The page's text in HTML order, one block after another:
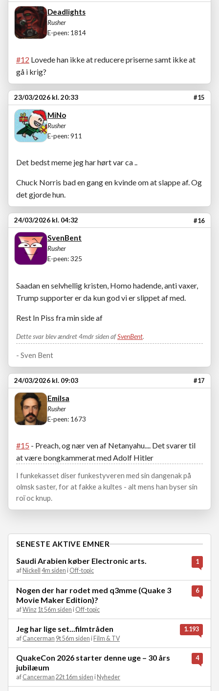
Deadlights
Rusher
E-peen: 1814
#12 Lovede han ikke at reducere priserne samt ikke at
gå i krig?
23/03/2026 kl. 20:33 #15
MiNo
Rusher
E-peen: 911
Det bedst meme jeg har hørt var ca ..
Chuck Norris bad en gang en kvinde om at slappe af. Og
det gjorde hun.
24/03/2026 kl. 04:32 #16
SvenBent
Rusher
E-peen: 325
Saadan en selvhellig kristen, Homo hadende, anti vaxer,
Trump supporter er da kun god vi er slippet af med.
Rest In Piss fra min side af
Dette svar blev ændret 4mdr siden afSvenBent.
- Sven Bent
24/03/2026 kl. 09:03 #17
Emilsa
Rusher
E-peen: 1673
#15 - Preach, og nær ven af Netanyahu.... Det svarer til
at være bongkammerat med Adolf Hitler
I funkekasset diser funkestyveren med sin dangenak på
olmsk saster, for at fakke a kultes - alt mens han byser sin
roï oc knup.
SENESTE AKTIVE EMNER
Saudi Arabien køber Electronic arts.
af Nickell 4m siden i Off-topic
1
Nogen der har rodet med q3mme (Quake 3
Movie Maker Edition)?
afWinz 1t 56m siden i Off-topic
6
Jeg har lige set...filmtråden
af Cancerman 9t 56m siden iFilm & TV
1.193
QuakeCon 2026 starter denne uge – 30 års
jubilæum
af Cancerman 22t 16m siden i Nyheder
4